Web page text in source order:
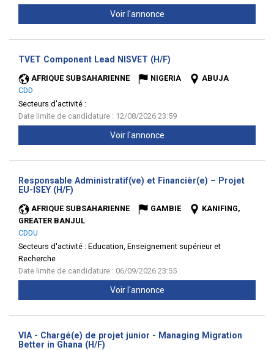
Voir l'annonce
TVET Component Lead NISVET (H/F)
AFRIQUE SUBSAHARIENNE NIGERIA
ABUJA
CDD
Secteurs d'activité :
Date limite de candidature : 12/08/2026 23:59
Voir l'annonce
Responsable Administratif(ve) et Financièr(e) – Projet
EU-ISEY (H/F)
AFRIQUE SUBSAHARIENNE GAMBIE
KANIFING,
GREATER BANJUL
CDDU
Secteurs d'activité : Education, Enseignement supérieur et
Recherche
Date limite de candidature : 06/09/2026 23:55
Voir l'annonce
VIA - Chargé(e) de projet junior - Managing Migration
Better in Ghana (H/F)